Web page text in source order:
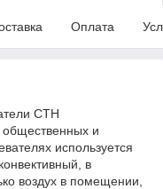
Оплата
СТН
и
используется
в
воздух в помещении,